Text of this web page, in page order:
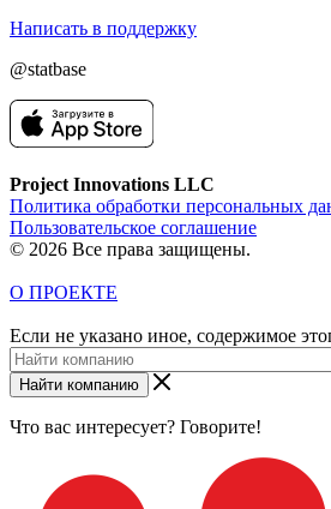
Написать в поддержку
@statbase
Project Innovations LLC
Политика обработки персональных
Пользовательское соглашение
© 2026 Все права защищены.
О ПРОЕКТЕ
Если не указано иное, содержимое
Найти компанию
Что вас интересует? Говорите!